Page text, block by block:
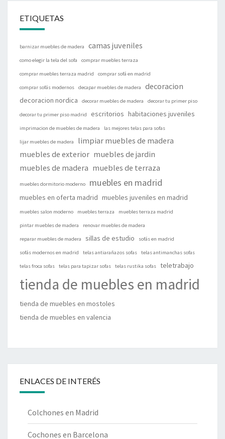
ETIQUETAS
barnizar muebles de madera camas juveniles
como elegir la tela del sofa comprar muebles terraza
comprar muebles terraza madrid comprar sofá en madrid
comprar sofás modernos decapar muebles de madera decoracion
decoracion nordica decorar muebles de madera decorar tu primer piso
decorar tu primer piso madrid escritorios habitaciones juveniles
imprimacion de muebles de madera las mejores telas para sofas
lijar muebles de madera
limpiar muebles de madera
muebles de exterior muebles de jardin
muebles de madera muebles de terraza
muebles dormitorio moderno muebles en madrid
muebles en oferta madrid muebles juveniles en madrid
muebles salon moderno muebles terraza muebles terraza madrid
pintar muebles de madera renovar muebles de madera
reparar muebles de madera sillas de estudio sofás en madrid
sofás modernos en madrid telas antiarañazos sofas telas antimanchas sofas
telas froca sofas telas para tapizar sofas telas rustika sofas teletrabajo
tienda de muebles en madrid
tienda de muebles en mostoles
tienda de muebles en valencia
ENLACES DE INTERÉS
Colchones en Madrid
Cochones en Barcelona